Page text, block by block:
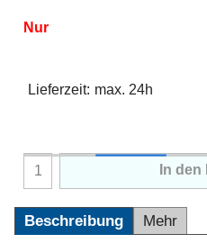
Nur
Lieferzeit: max. 24h
In den
Beschreibung Mehr